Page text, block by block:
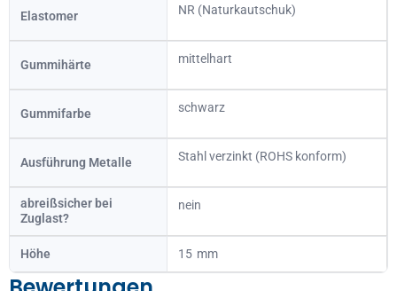
Elastomer NR (Naturkautschuk)
Gummihärte mittelhart
Gummifarbe schwarz
Ausführung Metalle Stahl verzinkt (ROHS konform)
abreißsicher bei
Zuglast?
nein
Höhe 15